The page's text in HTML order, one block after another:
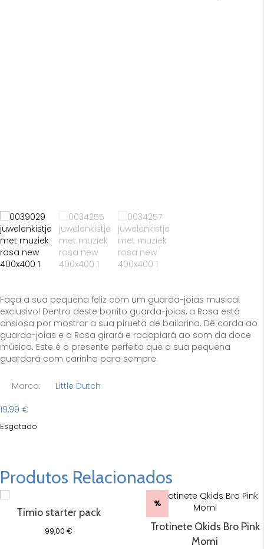
Faça a sua pequena feliz com um guarda-joias musical
exclusivo! Dentro deste bonito guarda-joias, a Rosa está
ansiosa por mostrar a sua pirueta de bailarina. Dê corda ao
guarda-joias e a Rosa girará e rodopiará ao som da doce
música. Este é o presente perfeito que a sua pequena
guardará com carinho para sempre.
Marca:
Little Dutch
19,99 €
Esgotado
Produtos Relacionados
Timio starter pack
99,00€
%
Trotinete Qkids Bro Pink
Momi